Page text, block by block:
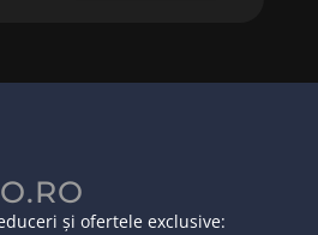
și ofertele exclusive: